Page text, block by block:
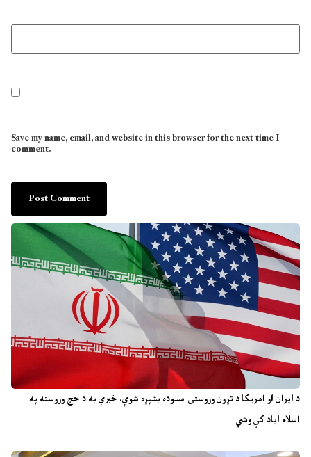
د ایران او امریکا د تړون وروستۍ مسوده بشپړه شوې، خبرې به د حج وروسته په
اسلام اباد کې وشي
Save my name, email, and website in this browser for the next time I
comment.